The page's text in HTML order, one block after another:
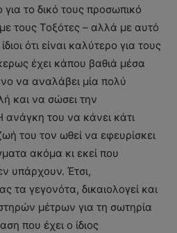
για το δικό τους προσωπικό
τους Τοξότες – αλλά με αυτό
ότι είναι καλύτερο για τους
έχει κάπου βαθιά μέσα
να αναλάβει μία πολύ
και να σώσει την
του να κάνει κάτι
του τον ωθεί να εφευρίσκει
ακόμα κι εκεί που
υπάρχουν. Έτσι,
τα γεγονότα, δικαιολογεί και
μέτρων για τη σωτηρία
που έχει ο ίδιος